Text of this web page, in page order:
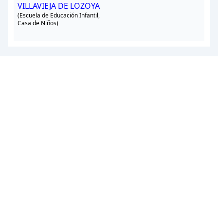
VILLAVIEJA DE LOZOYA
(Escuela de Educación Infantil,
Casa de Niños)